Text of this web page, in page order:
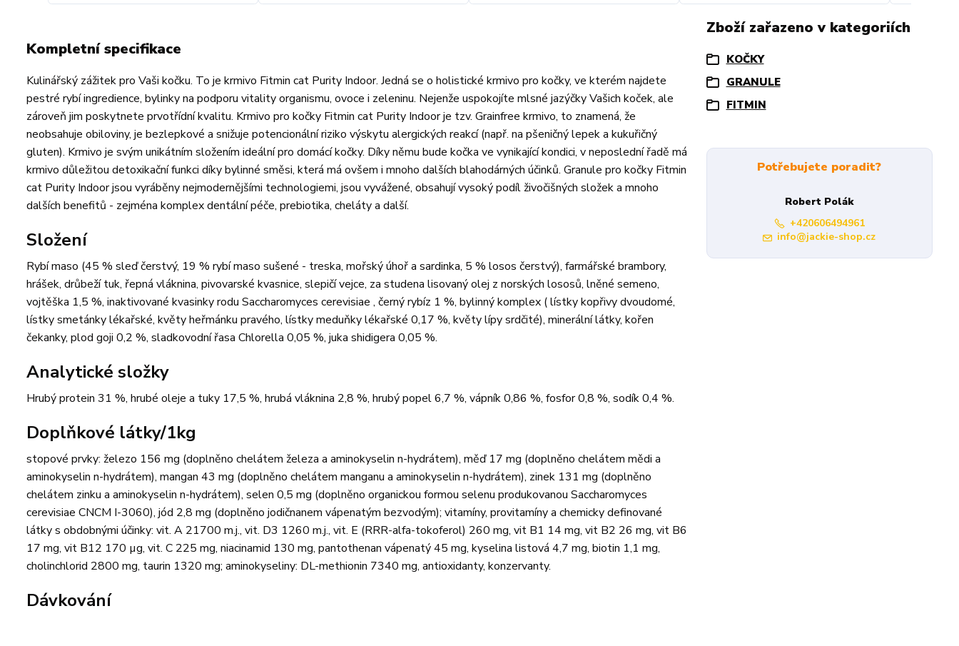
Kompletní specifikace
Kulinářský zážitek pro Vaši kočku. To je krmivo Fitmin cat Purity Indoor. Jedná se o holistické krmivo pro kočky, ve kterém najdete
pestré rybí ingredience, bylinky na podporu vitality organismu, ovoce i zeleninu. Nejenže uspokojíte mlsné jazýčky Vašich koček, ale
zároveň jim poskytnete prvotřídní kvalitu. Krmivo pro kočky Fitmin cat Purity Indoor je tzv. Grainfree krmivo, to znamená, že
neobsahuje obiloviny, je bezlepkové a snižuje potencionální riziko výskytu alergických reakcí (např. na pšeničný lepek a kukuřičný
gluten). Krmivo je svým unikátním složením ideální pro domácí kočky. Díky němu bude kočka ve vynikající kondici, v neposlední řadě má
krmivo důležitou detoxikační funkci díky bylinné směsi, která má ovšem i mnoho dalších blahodárných účinků. Granule pro kočky Fitmin
cat Purity Indoor jsou vyráběny nejmodernějšími technologiemi, jsou vyvážené, obsahují vysoký podíl živočišných složek a mnoho
dalších benefitů - zejména komplex dentální péče, prebiotika, cheláty a další.
Složení
Rybí maso (45 % sleď čerstvý, 19 % rybí maso sušené - treska, mořský úhoř a sardinka, 5 % losos čerstvý), farmářské brambory,
hrášek, drůbeží tuk, řepná vláknina, pivovarské kvasnice, slepičí vejce, za studena lisovaný olej z norských lososů, lněné semeno,
vojtěška 1,5 %, inaktivované kvasinky rodu Saccharomyces cerevisiae , černý rybíz 1 %, bylinný komplex ( lístky kopřivy dvoudomé,
lístky smetánky lékařské, květy heřmánku pravého, lístky meduňky lékařské 0,17 %, květy lípy srdčité), minerální látky, kořen
čekanky, plod goji 0,2 %, sladkovodní řasa Chlorella 0,05 %, juka shidigera 0,05 %.
Analytické složky
Hrubý protein 31 %, hrubé oleje a tuky 17,5 %, hrubá vláknina 2,8 %, hrubý popel 6,7 %, vápník 0,86 %, fosfor 0,8 %, sodík 0,4 %.
Doplňkové látky/1kg
stopové prvky: železo 156 mg (doplněno chelátem železa a aminokyselin n-hydrátem), měď 17 mg (doplněno chelátem mědi a
aminokyselin n-hydrátem), mangan 43 mg (doplněno chelátem manganu a aminokyselin n-hydrátem), zinek 131 mg (doplněno
chelátem zinku a aminokyselin n-hydrátem), selen 0,5 mg (doplněno organickou formou selenu produkovanou Saccharomyces
cerevisiae CNCM I-3060), jód 2,8 mg (doplněno jodičnanem vápenatým bezvodým); vitamíny, provitamíny a chemicky definované
látky s obdobnými účinky: vit. A 21700 m.j., vit. D3 1260 m.j., vit. E (RRR-alfa-tokoferol) 260 mg, vit B1 14 mg, vit B2 26 mg, vit B6
17 mg, vit B12 170 µg, vit. C 225 mg, niacinamid 130 mg, pantothenan vápenatý 45 mg, kyselina listová 4,7 mg, biotin 1,1 mg,
cholinchlorid 2800 mg, taurin 1320 mg; aminokyseliny: DL-methionin 7340 mg, antioxidanty, konzervanty.
Dávkování
Zboží zařazeno v kategoriích
KOČKY
GRANULE
FITMIN
Potřebujete poradit?
Robert Polák
+420606494961
info@jackie-shop.cz